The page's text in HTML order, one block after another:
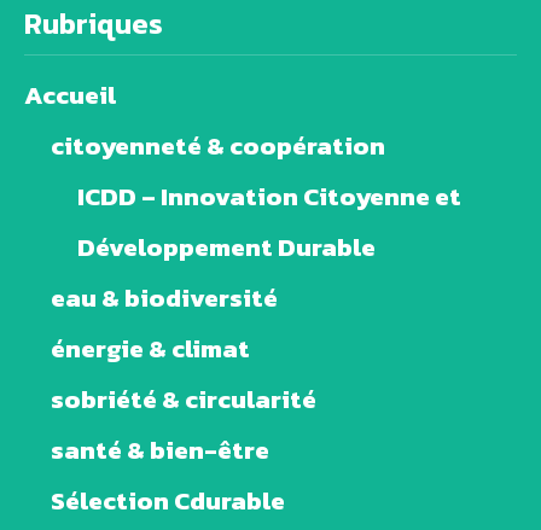
Rubriques
Accueil
citoyenneté & coopération
ICDD – Innovation Citoyenne et
Développement Durable
eau & biodiversité
énergie & climat
sobriété & circularité
santé & bien-être
Sélection Cdurable